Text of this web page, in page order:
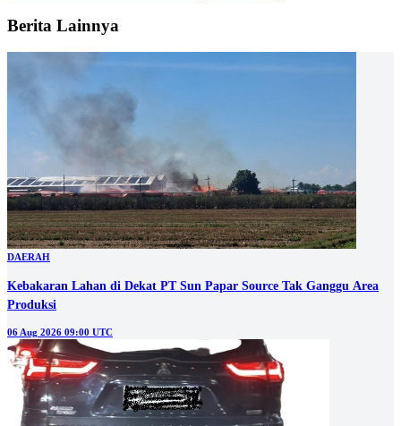
Berita Lainnya
DAERAH
Kebakaran Lahan di Dekat PT Sun Papar Source Tak Ganggu Area
Produksi
06 Aug 2026 09:00 UTC